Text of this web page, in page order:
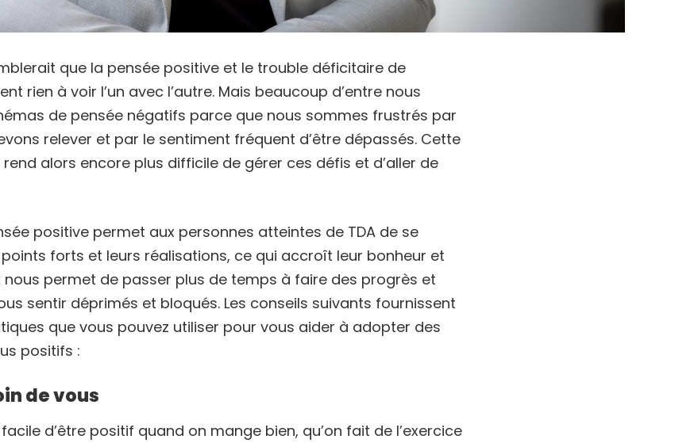
que la pensée positive et le trouble déficitaire de
rien à voir l’un avec l’autre. Mais beaucoup d’entre nous
de pensée négatifs parce que nous sommes frustrés par
relever et par le sentiment fréquent d’être dépassés. Cette
alors encore plus difficile de gérer ces défis et d’aller de
positive permet aux personnes atteintes de TDA de se
forts et leurs réalisations, ce qui accroît leur bonheur et
nous permet de passer plus de temps à faire des progrès et
sentir déprimés et bloqués. Les conseils suivants fournissent
que vous pouvez utiliser pour vous aider à adopter des
positifs :
de vous
d’être positif quand on mange bien, qu’on fait de l’exercice